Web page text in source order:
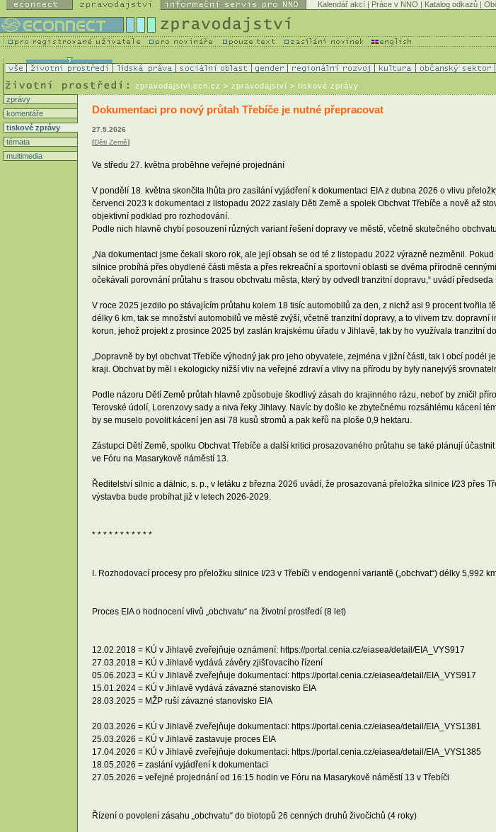
Kalendář akcí | Práce v NNO | Katalog odkazů |
zpravodajstvi.ecn.cz > zpravodajství > tiskové zprávy
zprávy
komentáře
tiskové zprávy
témata
multimedia
Dokumentaci pro nový průtah Třebíče je nutné přepracovat
27.5.2026
[Děti Země]
Ve středu 27. května proběhne veřejné projednání
V pondělí 18. května skončila lhůta pro zasílání vyjádření k dokumentaci EIA z dubna 2026 o vlivu
červenci 2023 k dokumentaci z listopadu 2022 zaslaly Děti Země a spolek Obchvat Třebíče a nově až
objektivní podklad pro rozhodování.
Podle nich hlavně chybí posouzení různých variant řešení dopravy ve městě, včetně skutečného
„Na dokumentaci jsme čekali skoro rok, ale její obsah se od té z listopadu 2022 výrazně nezměnil.
silnice probíhá přes obydlené části města a přes rekreační a sportovní oblasti se dvěma přírodně
očekávali porovnání průtahu s trasou obchvatu města, který by odvedl tranzitní dopravu,“ uvádí
V roce 2025 jezdilo po stávajícím průtahu kolem 18 tisíc automobilů za den, z nichž asi 9 procent tvořila
délky 6 km, tak se množství automobilů ve městě zvýší, včetně tranzitní dopravy, a to vlivem tzv.
korun, jehož projekt z prosince 2025 byl zaslán krajskému úřadu v Jihlavě, tak by ho využívala tranzitní
„Dopravně by byl obchvat Třebíče výhodný jak pro jeho obyvatele, zejména v jižní části, tak i obcí
kraji. Obchvat by měl i ekologicky nižší vliv na veřejné zdraví a vlivy na přírodu by byly nanejvýš
Podle názoru Dětí Země průtah hlavně způsobuje škodlivý zásah do krajinného rázu, neboť by zničil
Terovské údolí, Lorenzovy sady a niva řeky Jihlavy. Navíc by došlo ke zbytečnému rozsáhlému kácení
by se muselo povolit kácení jen asi 78 kusů stromů a pak keřů na ploše 0,9 hektaru.
Zástupci Dětí Země, spolku Obchvat Třebíče a další kritici prosazovaného průtahu se také plánují
ve Fóru na Masarykově náměstí 13.
Ředitelství silnic a dálnic, s. p., v letáku z března 2026 uvádí, že prosazovaná přeložka silnice I/23 přes
výstavba bude probíhat již v letech 2026-2029.
* * * * * * * * * * *
I. Rozhodovací procesy pro přeložku silnice I/23 v Třebíči v endogenní variantě („obchvat“) délky 5,992
Proces EIA o hodnocení vlivů „obchvatu“ na životní prostředí (8 let)
12.02.2018 = KÚ v Jihlavě zveřejňuje oznámení: https://portal.cenia.cz/eiasea/detail/EIA_VYS917
27.03.2018 = KÚ v Jihlavě vydává závěry zjišťovacího řízení
05.06.2023 = KÚ v Jihlavě zveřejňuje dokumentaci: https://portal.cenia.cz/eiasea/detail/EIA_VYS917
15.01.2024 = KÚ v Jihlavě vydává závazné stanovisko EIA
28.03.2025 = MŽP ruší závazné stanovisko EIA
20.03.2026 = KÚ v Jihlavě zveřejňuje dokumentaci: https://portal.cenia.cz/eiasea/detail/EIA_VYS1381
25.03.2026 = KÚ v Jihlavě zastavuje proces EIA
17.04.2026 = KÚ v Jihlavě zveřejňuje dokumentaci: https://portal.cenia.cz/eiasea/detail/EIA_VYS1385
18.05.2026 = zaslání vyjádření k dokumentaci
27.05.2026 = veřejné projednání od 16:15 hodin ve Fóru na Masarykově náměstí 13 v Třebíči
Řízení o povolení zásahu „obchvatu“ do biotopů 26 cenných druhů živočichů (4 roky)